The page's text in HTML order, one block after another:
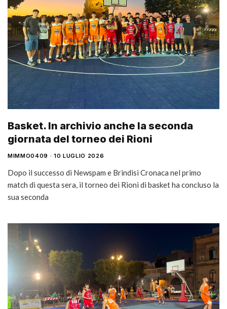
Basket. In archivio anche la seconda
giornata del torneo dei Rioni
MIMMO0409 10 LUGLIO 2026
Dopo il successo di Newspam e Brindisi Cronaca nel primo
match di questa sera, il torneo dei Rioni di basket ha concluso la
sua seconda